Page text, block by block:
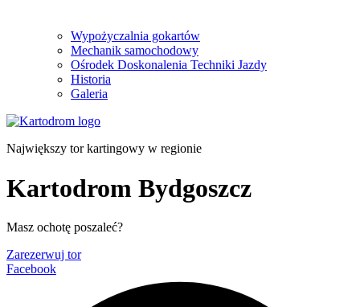
Wypożyczalnia gokartów
Mechanik samochodowy
Ośrodek Doskonalenia Techniki Jazdy
Historia
Galeria
Największy tor kartingowy w regionie
Kartodrom Bydgoszcz
Masz ochotę poszaleć?
Zarezerwuj tor
Facebook